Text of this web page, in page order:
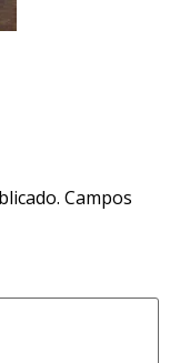
Campos